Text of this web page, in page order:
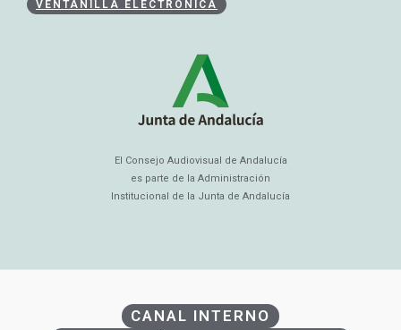
VENTANILLA ELECTRÓNICA
El Consejo Audiovisual de Andalucía
es parte de la Administración
Institucional de la Junta de Andalucía
CANAL INTERNO